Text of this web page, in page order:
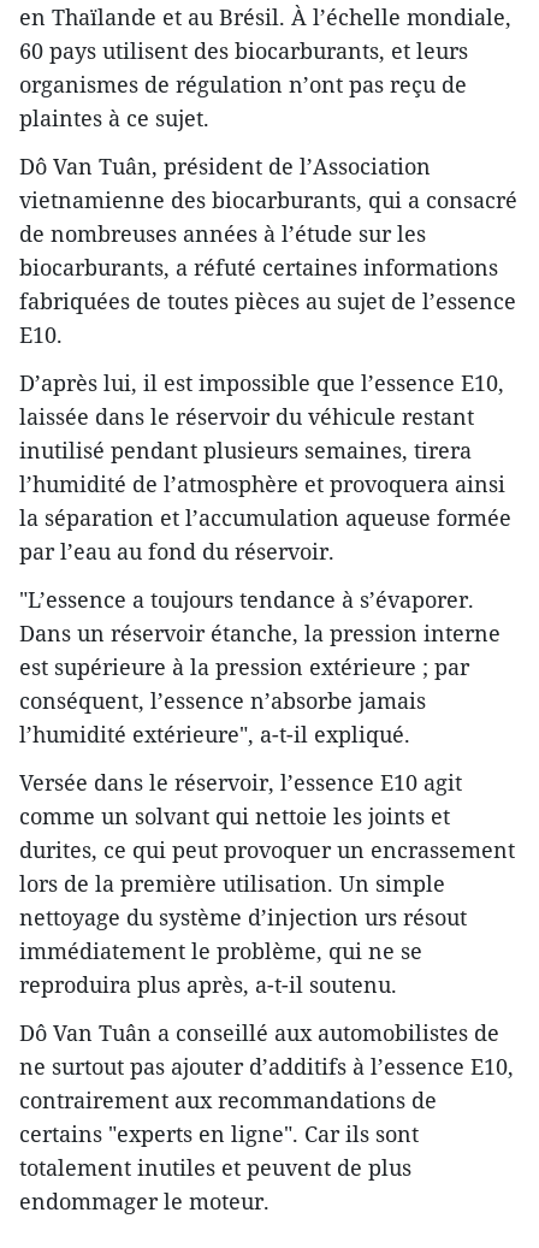
en Thaïlande et au Brésil. À l’échelle mondiale,
60 pays utilisent des biocarburants, et leurs
organismes de régulation n’ont pas reçu de
plaintes à ce sujet.
Dô Van Tuân, président de l’Association
vietnamienne des biocarburants, qui a consacré
de nombreuses années à l’étude sur les
biocarburants, a réfuté certaines informations
fabriquées de toutes pièces au sujet de l’essence
E10.
D’après lui, il est impossible que l’essence E10,
laissée dans le réservoir du véhicule restant
inutilisé pendant plusieurs semaines, tirera
l’humidité de l’atmosphère et provoquera ainsi
la séparation et l’accumulation aqueuse formée
par l’eau au fond du réservoir.
"L’essence a toujours tendance à s’évaporer.
Dans un réservoir étanche, la pression interne
est supérieure à la pression extérieure ; par
conséquent, l’essence n’absorbe jamais
l’humidité extérieure", a-t-il expliqué.
Versée dans le réservoir, l’essence E10 agit
comme un solvant qui nettoie les joints et
durites, ce qui peut provoquer un encrassement
lors de la première utilisation. Un simple
nettoyage du système d’injection urs résout
immédiatement le problème, qui ne se
reproduira plus après, a-t-il soutenu.
Dô Van Tuân a conseillé aux automobilistes de
ne surtout pas ajouter d’additifs à l’essence E10,
contrairement aux recommandations de
certains "experts en ligne". Car ils sont
totalement inutiles et peuvent de plus
endommager le moteur.